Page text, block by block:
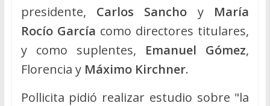
presidente, Carlos Sancho y María
Rocío García como directores titulares,
y como suplentes, Emanuel Gómez,
Florencia y Máximo Kirchner.
Pollicita pidió realizar estudio sobre "la